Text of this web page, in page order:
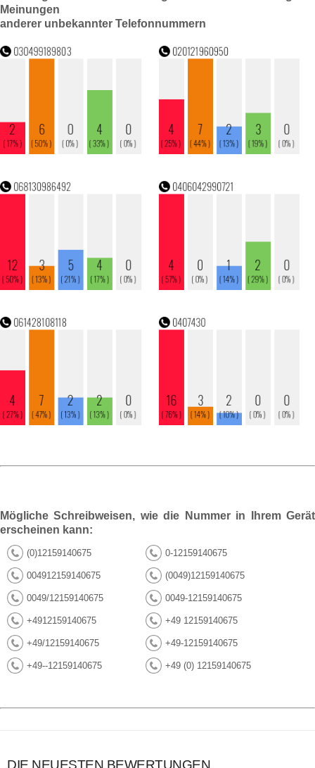
Meinungen
anderer unbekannter Telefonnummern
Mögliche Schreibweisen, wie die Nummer in Ihrem Gerät
erscheinen kann:
(0)12159140675 0-12159140675
004912159140675 (0049)12159140675
0049/12159140675 0049-12159140675
+4912159140675 +49 12159140675
+49/12159140675 +49-12159140675
+49--12159140675 +49 (0) 12159140675
DIE NEUESTEN BEWERTUNGEN